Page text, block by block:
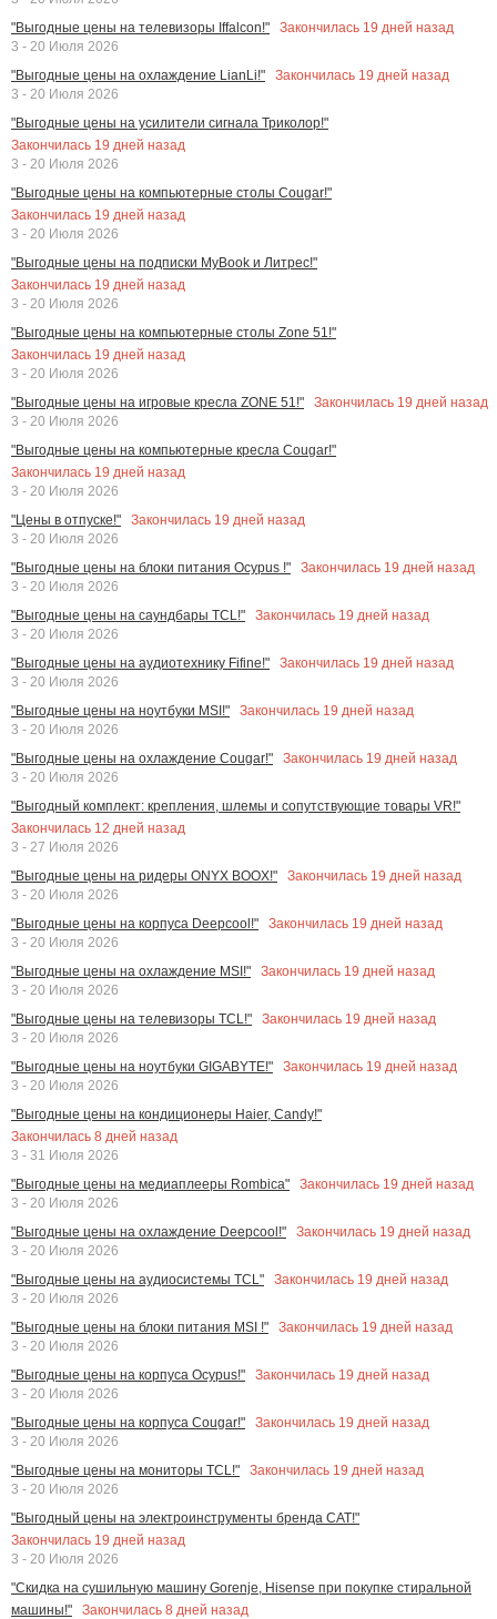
"Выгодные цены на телевизоры Iffalcon!"
Закончилась 19 дней назад
3 - 20 Июля 2026
"Выгодные цены на охлаждение LianLi!"
Закончилась 19 дней назад
3 - 20 Июля 2026
"Выгодные цены на усилители сигнала Триколор!"
Закончилась 19 дней назад
3 - 20 Июля 2026
"Выгодные цены на компьютерные столы Cougar!"
Закончилась 19 дней назад
3 - 20 Июля 2026
"Выгодные цены на подписки MyBook и Литрес!"
Закончилась 19 дней назад
3 - 20 Июля 2026
"Выгодные цены на компьютерные столы Zone 51!"
Закончилась 19 дней назад
3 - 20 Июля 2026
"Выгодные цены на игровые кресла ZONE 51!"
Закончилась 19 дней назад
3 - 20 Июля 2026
"Выгодные цены на компьютерные кресла Cougar!"
Закончилась 19 дней назад
3 - 20 Июля 2026
"Цены в отпуске!"
Закончилась 19 дней назад
3 - 20 Июля 2026
"Выгодные цены на блоки питания Ocypus !"
Закончилась 19 дней назад
3 - 20 Июля 2026
"Выгодные цены на саундбары TCL!"
Закончилась 19 дней назад
3 - 20 Июля 2026
"Выгодные цены на аудиотехнику Fifine!"
Закончилась 19 дней назад
3 - 20 Июля 2026
"Выгодные цены на ноутбуки MSI!"
Закончилась 19 дней назад
3 - 20 Июля 2026
"Выгодные цены на охлаждение Cougar!"
Закончилась 19 дней назад
3 - 20 Июля 2026
"Выгодный комплект: крепления, шлемы и сопутствующие товары VR!"
Закончилась 12 дней назад
3 - 27 Июля 2026
"Выгодные цены на ридеры ONYX BOOX!"
Закончилась 19 дней назад
3 - 20 Июля 2026
"Выгодные цены на корпуса Deepcool!"
Закончилась 19 дней назад
3 - 20 Июля 2026
"Выгодные цены на охлаждение MSI!"
Закончилась 19 дней назад
3 - 20 Июля 2026
"Выгодные цены на телевизоры TCL!"
Закончилась 19 дней назад
3 - 20 Июля 2026
"Выгодные цены на ноутбуки GIGABYTE!"
Закончилась 19 дней назад
3 - 20 Июля 2026
"Выгодные цены на кондиционеры Haier, Candy!"
Закончилась 8 дней назад
3 - 31 Июля 2026
"Выгодные цены на медиаплееры Rombica"
Закончилась 19 дней назад
3 - 20 Июля 2026
"Выгодные цены на охлаждение Deepcool!"
Закончилась 19 дней назад
3 - 20 Июля 2026
"Выгодные цены на аудиосистемы TCL"
Закончилась 19 дней назад
3 - 20 Июля 2026
"Выгодные цены на блоки питания MSI !"
Закончилась 19 дней назад
3 - 20 Июля 2026
"Выгодные цены на корпуса Ocypus!"
Закончилась 19 дней назад
3 - 20 Июля 2026
"Выгодные цены на корпуса Cougar!"
Закончилась 19 дней назад
3 - 20 Июля 2026
"Выгодные цены на мониторы TCL!"
Закончилась 19 дней назад
3 - 20 Июля 2026
"Выгодный цены на электроинструменты бренда CAT!"
Закончилась 19 дней назад
3 - 20 Июля 2026
"Скидка на сушильную машину Gorenje, Hisense при покупке стиральной
машины!"
Закончилась 8 дней назад